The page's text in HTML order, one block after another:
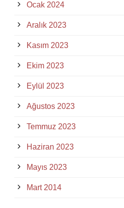
Ocak 2024
Aralık 2023
Kasım 2023
Ekim 2023
Eylül 2023
Ağustos 2023
Temmuz 2023
Haziran 2023
Mayıs 2023
Mart 2014